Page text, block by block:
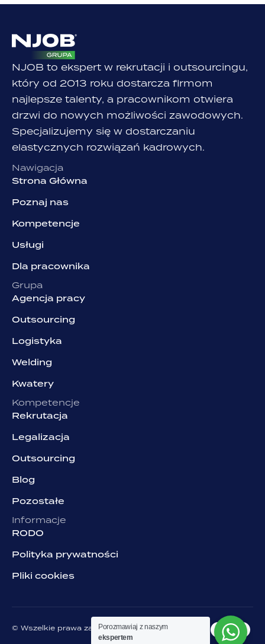
NJOB to ekspert w rekrutacji i outsourcingu,
który od 2013 roku dostarcza firmom
najlepsze talenty, a pracownikom otwiera
drzwi do nowych możliwości zawodowych.
Specjalizujemy się w dostarczaniu
elastycznych rozwiązań kadrowych.
Nawigacja
Strona Główna
Poznaj nas
Kompetencje
Usługi
Dla pracownika
Grupa
Agencja pracy
Outsourcing
Logistyka
Welding
Kwatery
Kompetencje
Rekrutacja
Legalizacja
Outsourcing
Blog
Pozostałe
Informacje
RODO
Polityka prywatności
Pliki cookies
© Wszelkie prawa zastrzeżone. Grupa NJOB
Porozmawiaj z naszym
ekspertem